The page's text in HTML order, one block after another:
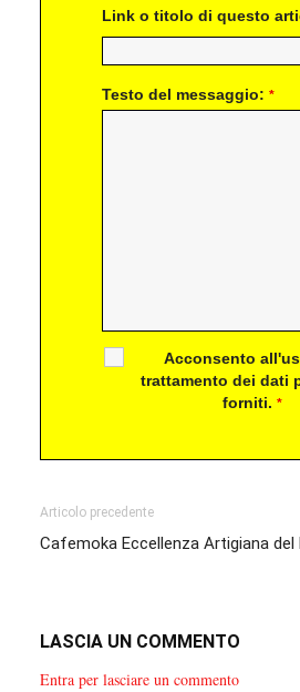
Link o titolo di questo
Testo del messaggio: *
Acconsento
trattamento dei dati
forniti.*
Articolo precedente
Cafemoka Eccellenza Artigiana del
LASCIA UN COMMENTO
Entra per lasciare un commento